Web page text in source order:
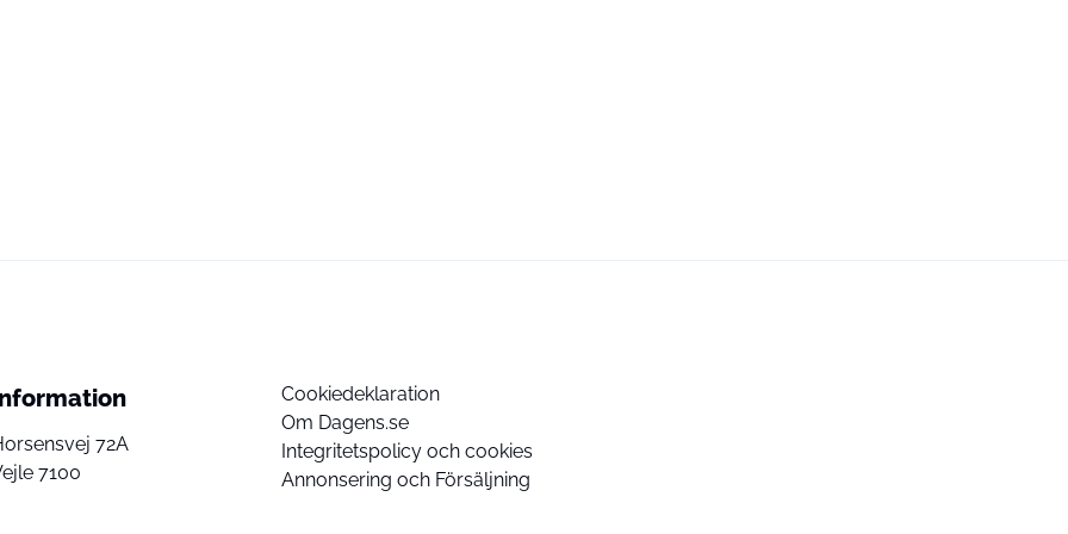
72A
7100
Cookiedeklaration
Om Dagens.se
Integritetspolicy och cookies
Annonsering och Försäljning